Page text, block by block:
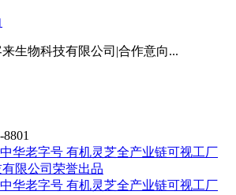
生物科技有限公司|合作意向...